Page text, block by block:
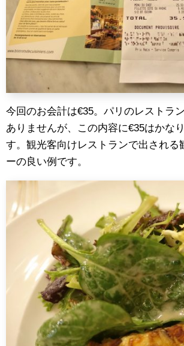
今回のお会計は€35。パリのレストラ
ありませんが、この内容に€35はかな
す。観光客向けレストランで出される
ーの良い例です。